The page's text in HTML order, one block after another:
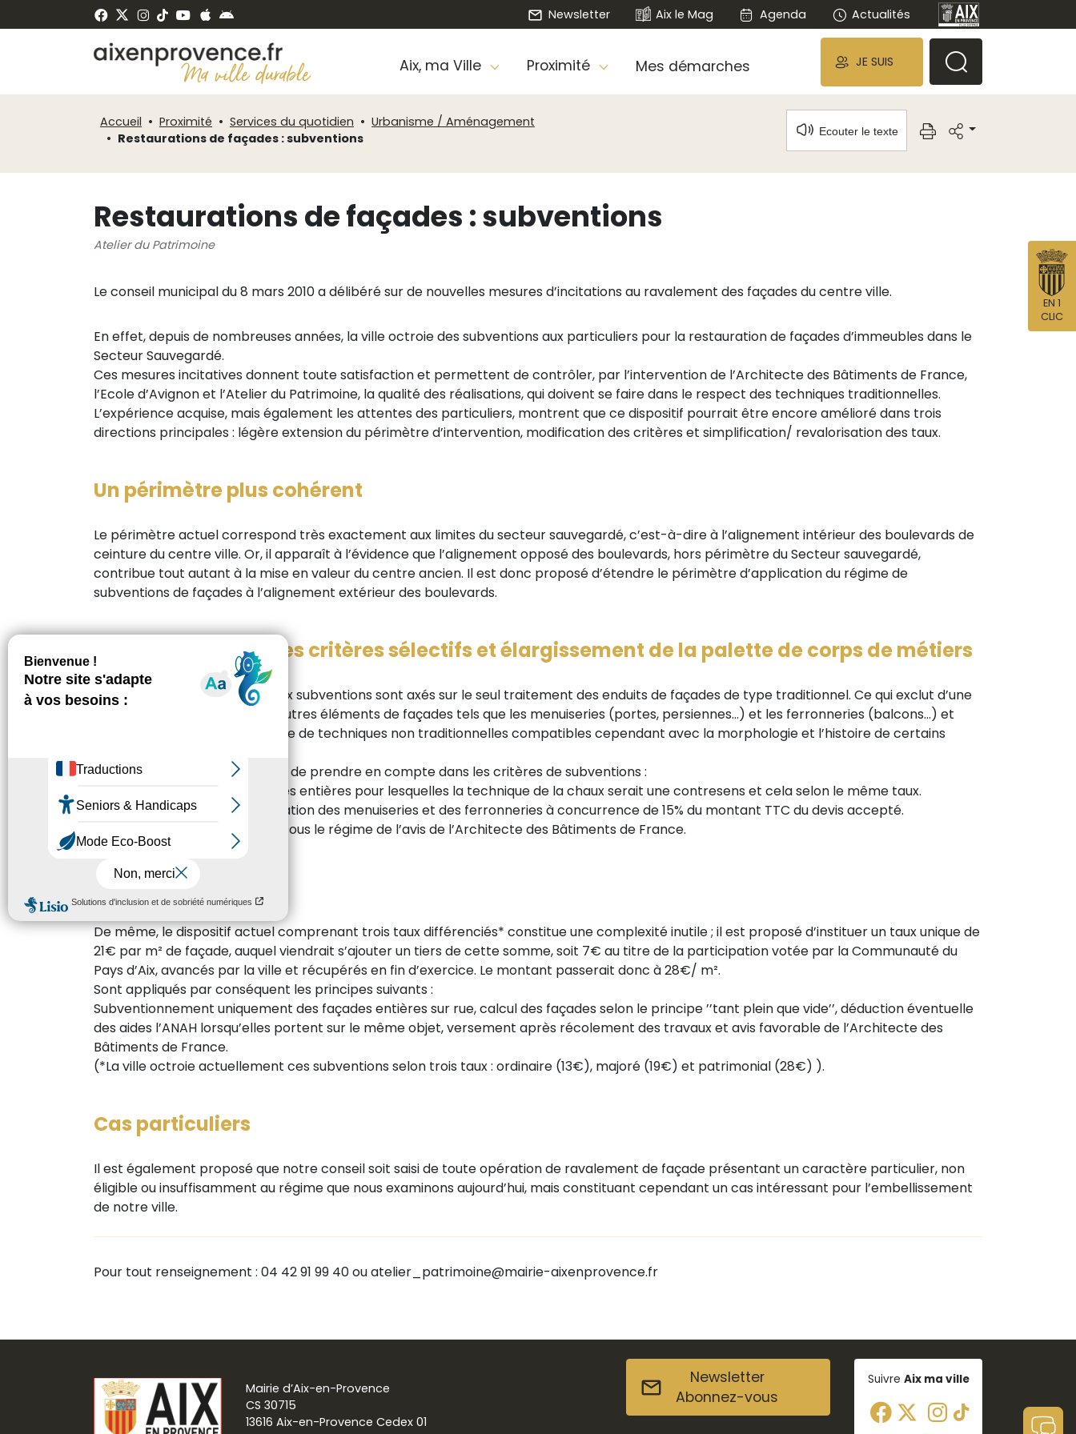
Newsletter Aix le Mag Agenda Actualités
Aix, ma Ville Proximité Mes démarches JE SUIS
Accueil Proximité Services du quotidien
Urbanisme / Aménagement
Restaurations de façades : subventions
Ecouter le texte
Restaurations de façades : subventions
Atelier du Patrimoine
Le conseil municipal du 8 mars 2010 a délibéré sur de nouvelles mesures d’incitations au ravalement des façades du centre ville.
En effet, depuis de nombreuses années, la ville octroie des subventions aux particuliers pour la restauration de façades d’immeubles dans le
Secteur Sauvegardé.
Ces mesures incitatives donnent toute satisfaction et permettent de contrôler, par l’intervention de l’Architecte des Bâtiments de France,
l’Ecole d’Avignon et l’Atelier du Patrimoine, la qualité des réalisations, qui doivent se faire dans le respect des techniques traditionnelles.
L’expérience acquise, mais également les attentes des particuliers, montrent que ce dispositif pourrait être encore amélioré dans trois
directions principales : légère extension du périmètre d’intervention, modification des critères et simplification/ revalorisation des taux.
Un périmètre plus cohérent
Le périmètre actuel correspond très exactement aux limites du secteur sauvegardé, c’est-à-dire à l’alignement intérieur des boulevards de
ceinture du centre ville. Or, il apparaît à l’évidence que l’alignement opposé des boulevards, hors périmètre du Secteur sauvegardé,
contribue tout autant à la mise en valeur du centre ancien. Il est donc proposé d’étendre le périmètre d’application du régime de
subventions de façades à l’alignement extérieur des boulevards.
Assouplissement des critères sélectifs et élargissement de la palette de corps de métiers
Les critères actuels d’octroi aux subventions sont axés sur le seul traitement des enduits de façades de type traditionnel. Ce qui exclut d’une
part, le subventionnement d’autres éléments de façades tels que les menuiseries (portes, persiennes...) et les ferronneries (balcons...) et
d’autre part, la prise en compte de techniques non traditionnelles compatibles cependant avec la morphologie et l’histoire de certains
Désormais, il est donc proposé de prendre en compte dans les critères de subventions :
la mise en peinture de façades entières pour lesquelles la technique de la chaux serait une contresens et cela selon le même taux.
le changement ou la restauration des menuiseries et des ferronneries à concurrence de 15% du montant TTC du devis accepté.
L’ensemble du dispositif reste sous le régime de l’avis de l’Architecte des Bâtiments de France.
Des taux unifiés
De même, le dispositif actuel comprenant trois taux différenciés* constitue une complexité inutile ; il est proposé d’instituer un taux unique de
21€ par m² de façade, auquel viendrait s’ajouter un tiers de cette somme, soit 7€ au titre de la participation votée par la Communauté du
Pays d’Aix, avancés par la ville et récupérés en fin d’exercice. Le montant passerait donc à 28€/ m².
Sont appliqués par conséquent les principes suivants :
Subventionnement uniquement des façades entières sur rue, calcul des façades selon le principe ’’tant plein que vide’’, déduction éventuelle
des aides l’ANAH lorsqu’elles portent sur le même objet, versement après récolement des travaux et avis favorable de l’Architecte des
Bâtiments de France.
(*La ville octroie actuellement ces subventions selon trois taux : ordinaire (13€), majoré (19€) et patrimonial (28€) ).
Cas particuliers
Il est également proposé que notre conseil soit saisi de toute opération de ravalement de façade présentant un caractère particulier, non
éligible ou insuffisamment au régime que nous examinons aujourd’hui, mais constituant cependant un cas intéressant pour l’embellissement
de notre ville.
Pour tout renseignement : 04 42 91 99 40 ou atelier_patrimoine@mairie-aixenprovence.fr
Mairie d’Aix-en-Provence
CS 30715
13616 Aix-en-Provence Cedex 01
Newsletter
Abonnez-vous
Suivre Aix ma ville
EN 1
CLIC
de
Panneau de gestion des cookies